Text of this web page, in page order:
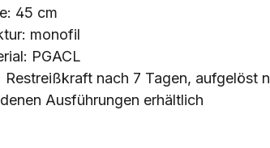
45 cm
monofil
PGACL
Restreißkraft nach 7 Tagen, aufgelöst
Ausführungen erhältlich